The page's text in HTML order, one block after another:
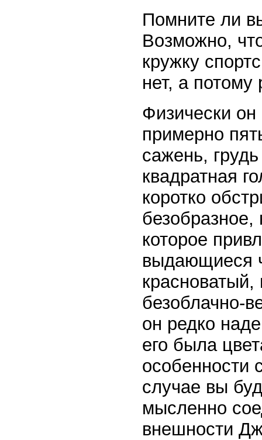
Помните ли
Возможно,
кружку
нет, а потому
Физически
примерно
сажень,
квадратная
коротко
которое
выдающиеся
красноватый,
безоблачно-
он редко
его была
особенности
случае вы
мысленно
внешности